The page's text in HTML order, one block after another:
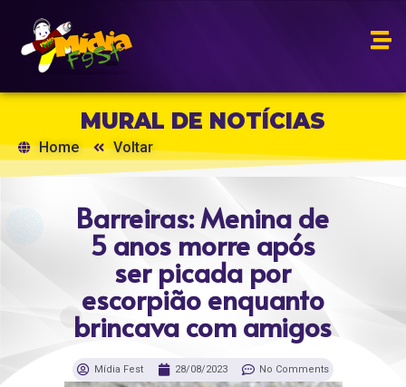
MURAL DE NOTÍCIAS
Home Voltar
Barreiras: Menina de
5 anos morre após
ser picada por
escorpião enquanto
brincava com amigos
Mídia Fest 28/08/2023 No Comments